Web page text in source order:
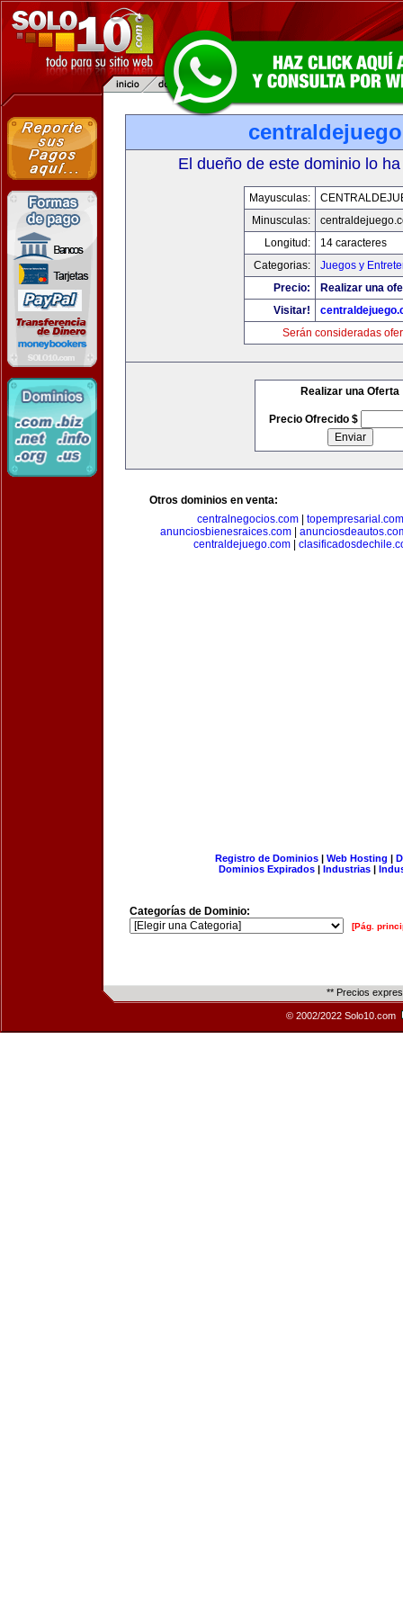
El dueño de este dominio lo
Mayusculas:
Minusculas:
Longitud:
14 caracteres
Categorias:
Juegos y
Precio:
Realizar una
Visitar!
Serán consideradas
Realizar una Oferta
Precio Ofrecido $
Otros dominios en venta:
centralnegocios.com| topempresarial.com
anunciosbienesraices.com|
centraldejuego.com
Registro de Dominios| Web Hosting |
Dominios Expirados | Industrias |
Categorías de Dominio:
[Pág.
** Precios
© 2002/2022 Solo10.com